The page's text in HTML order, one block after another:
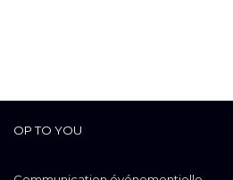
OP TO YOU